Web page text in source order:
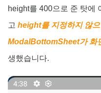
height를 400으로 준 탓에
고 height를 지정하지 않
ModalBottomSheet가 화
생했습니다.